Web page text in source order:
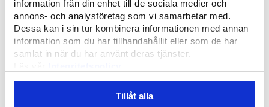
information från din enhet till de sociala medier och
annons- och analysföretag som vi samarbetar med.
Dessa kan i sin tur kombinera informationen med annan
information som du har tillhandahållit eller som de har
samlat in när du har använt deras tjänster.
Läs mer om våraCookies
Tillåt alla
Ett medlemsregister behöver ofta
integreras med exempelvis:
Ekonomisystem
Webbplats och formulär